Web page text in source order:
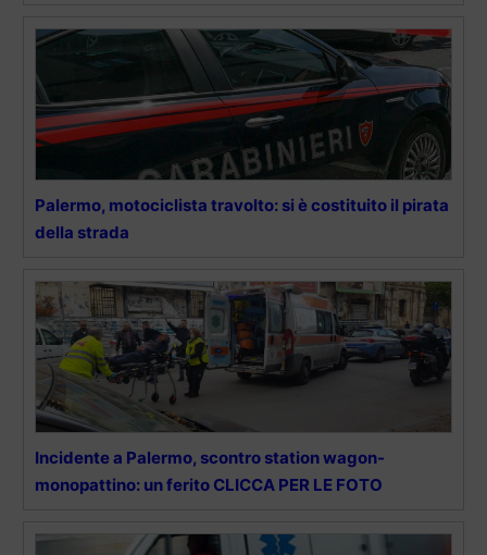
Palermo, motociclista travolto: si è costituito il pirata
della strada
Incidente a Palermo, scontro station wagon-
monopattino: un ferito CLICCA PER LE FOTO